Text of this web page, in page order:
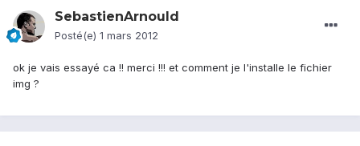
SebastienArnould
Posté(e) 1 mars 2012
ok je vais essayé ca !! merci !!! et comment je l'installe le fichier
img ?